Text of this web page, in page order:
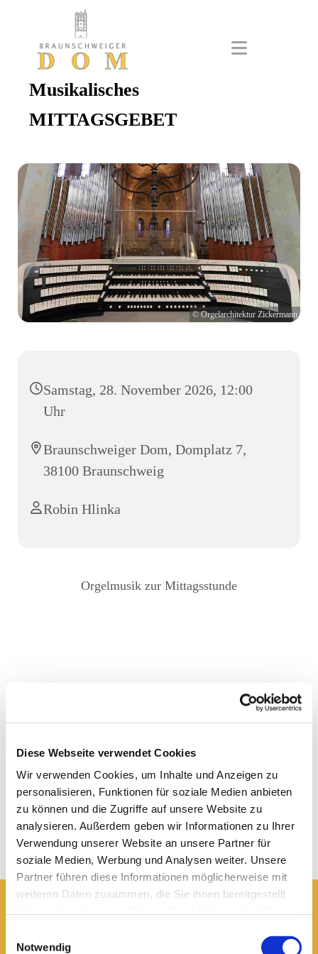
Diese Webseite verwendet Cookies
Wir verwenden Cookies, um Inhalte und Anzeigen zu
personalisieren, Funktionen für soziale Medien anbieten
zu können und die Zugriffe auf unsere Website zu
analysieren. Außerdem geben wir Informationen zu Ihrer
Verwendung unserer Website an unsere Partner für
soziale Medien, Werbung und Analysen weiter. Unsere
Partner führen diese Informationen möglicherweise mit
weiteren Daten zusammen, die Sie ihnen bereitgestellt
Notwendig
Musikalisches
MITTAGSGEBET
© Orgelarchitektur Zickermann
Samstag, 28. November 2026, 12:00
Uhr
Braunschweiger Dom, Domplatz 7,
38100 Braunschweig
Robin Hlinka
Orgelmusik zur Mittagsstunde
Ev.-luth. Domkirche St. Blasii zu Braunschweig